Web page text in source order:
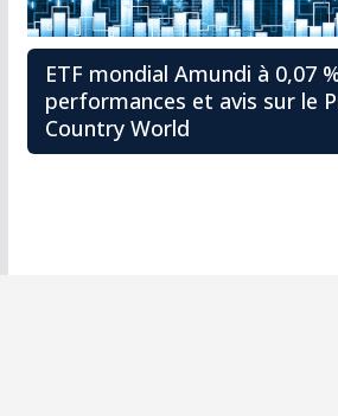
ETF mondial Amundi à 0,07
performances et avis sur le
Country World